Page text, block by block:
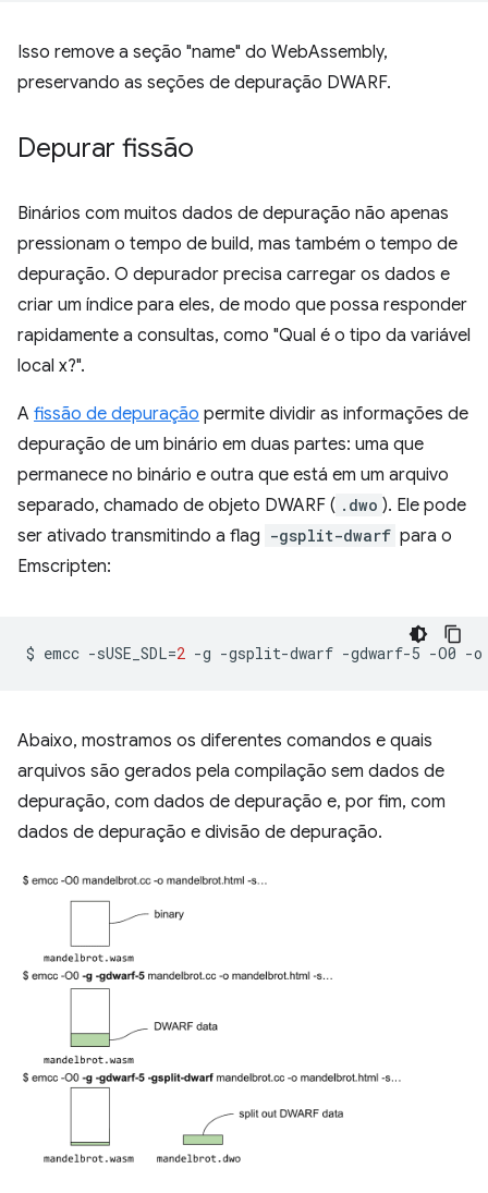
Isso remove a seção "name" do WebAssembly,
preservando as seções de depuração DWARF.
Depurar fissão
Binários com muitos dados de depuração não apenas
pressionam o tempo de build, mas também o tempo de
depuração. O depurador precisa carregar os dados e
criar um índice para eles, de modo que possa responder
rapidamente a consultas, como "Qual é o tipo da variável
local x?".
A fissão de depuração permite dividir as informações de
depuração de um binário em duas partes: uma que
permanece no binário e outra que está em um arquivo
separado, chamado de objeto DWARF ( .dwo ). Ele pode
ser ativado transmitindo a flag -gsplit-dwarf para o
Emscripten:
$ emcc -sUSE_SDL=2 -g -gsplit-dwarf -gdwarf-5 -O0 -o
Abaixo, mostramos os diferentes comandos e quais
arquivos são gerados pela compilação sem dados de
depuração, com dados de depuração e, por fim, com
dados de depuração e divisão de depuração.